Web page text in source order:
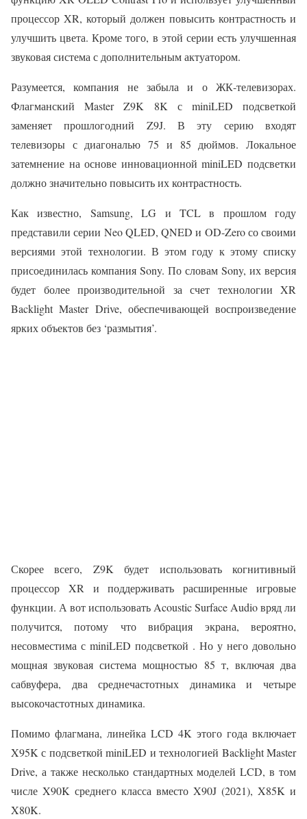
процессор XR, который должен повысить контрастность и
улучшить цвета. Кроме того, в этой серии есть улучшенная
звуковая система с дополнительным актуатором.
Разумеется, компания не забыла и о ЖК-телевизорах.
Флагманский Master Z9K 8K с miniLED подсветкой
заменяет прошлогодний Z9J. В эту серию входят
телевизоры с диагональю 75 и 85 дюймов. Локальное
затемнение на основе инновационной miniLED подсветки
должно значительно повысить их контрастность.
Как известно, Samsung, LG и TCL в прошлом году
представили серии Neo QLED, QNED и OD-Zero со своими
версиями этой технологии. В этом году к этому списку
присоединилась компания Sony. По словам Sony, их версия
будет более производительной за счет технологии XR
Backlight Master Drive, обеспечивающей воспроизведение
ярких объектов без ‘размытия’.
Скорее всего, Z9K будет использовать когнитивный
процессор XR и поддерживать расширенные игровые
функции. А вот использовать Acoustic Surface Audio вряд ли
получится, потому что вибрация экрана, вероятно,
несовместима с miniLED подсветкой . Но у него довольно
мощная звуковая система мощностью 85 т, включая два
сабвуфера, два среднечастотных динамика и четыре
высокочастотных динамика.
Помимо флагмана, линейка LCD 4K этого года включает
X95K с подсветкой miniLED и технологией Backlight Master
Drive, а также несколько стандартных моделей LCD, в том
числе X90K среднего класса вместо X90J (2021), X85K и
X80K.